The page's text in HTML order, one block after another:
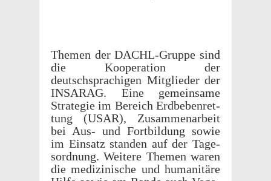
Themen der DACHL-Gruppe sind
die Koop­er­a­tion der
deutschsprachi­gen Mitglieder der
INSARAG. Eine gemein­same
Strate­gie im Bere­ich Erdbeben­ret­
tung (USAR), Zusam­me­nar­beit
bei Aus- und Fort­bil­dung sowie
im Einsatz standen auf der Tage­
sor­d­nung. Weit­ere Themen waren
die medi­zinis­che und human­itäre